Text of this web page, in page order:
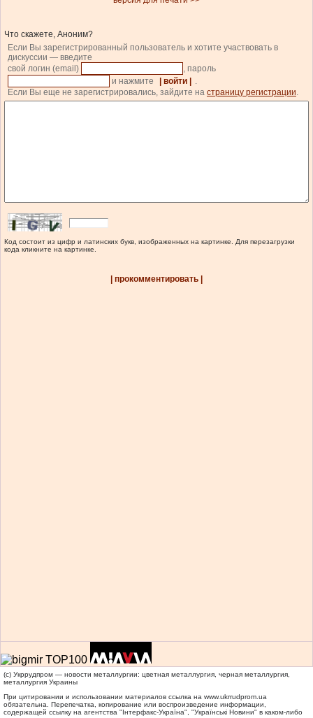
Что скажете, Аноним?
Если Вы зарегистрированный пользователь и хотите участвовать в
дискуссии — введите
свой логин (email)
, пароль
и нажмите
| войти |
.
Если Вы еще не зарегистрировались, зайдите на страницу регистрации.
Код состоит из цифр и латинских букв, изображенных на картинке. Для перезагрузки
кода кликните на картинке.
| прокомментировать |
(c) Укррудпром — новости металлургии: цветная металлургия, черная металлургия,
металлургия Украины
При цитировании и использовании материалов ссылка на www.ukrrudprom.ua
обязательна. Перепечатка, копирование или воспроизведение информации,
содержащей ссылку на агентства "Iнтерфакс-Україна", "Українськi Новини" в каком-либо